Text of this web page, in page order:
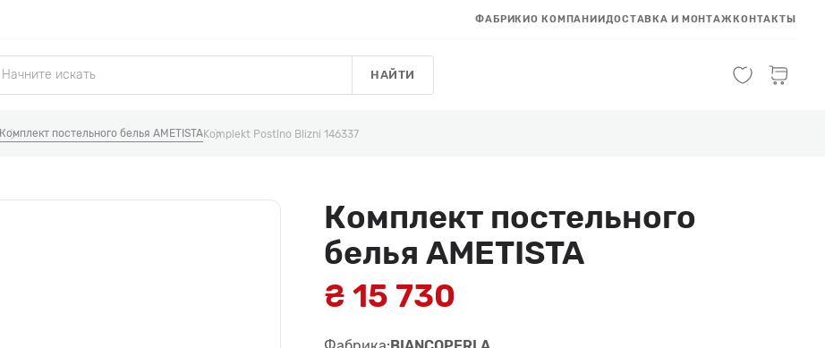
ФАБРИКИО КОМПАНИИДОСТАВКА И МОНТАЖКОНТАКТЫ
НАЙТИ
Комплект постельного белья AMETISTAKomplekt Postlno Blizni 146337
Комплект постельного
белья AMETISTA
₴ 15 730